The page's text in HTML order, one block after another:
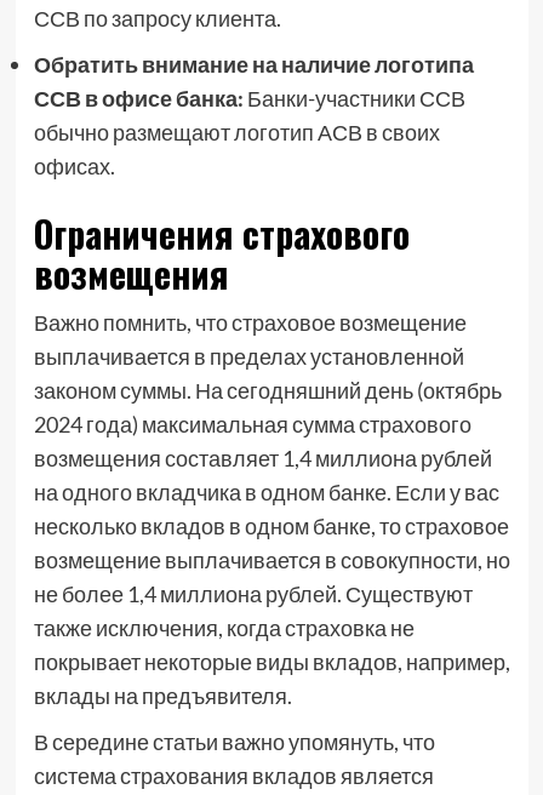
ССВ по запросу клиента.
Обратить внимание на наличие логотипа
ССВ в офисе банка: Банки-участники ССВ
обычно размещают логотип АСВ в своих
офисах.
Ограничения страхового
возмещения
Важно помнить, что страховое возмещение
выплачивается в пределах установленной
законом суммы. На сегодняшний день (октябрь
2024 года) максимальная сумма страхового
возмещения составляет 1,4 миллиона рублей
на одного вкладчика в одном банке. Если у вас
несколько вкладов в одном банке, то страховое
возмещение выплачивается в совокупности, но
не более 1,4 миллиона рублей. Существуют
также исключения, когда страховка не
покрывает некоторые виды вкладов, например,
вклады на предъявителя.
В середине статьи важно упомянуть, что
система страхования вкладов является